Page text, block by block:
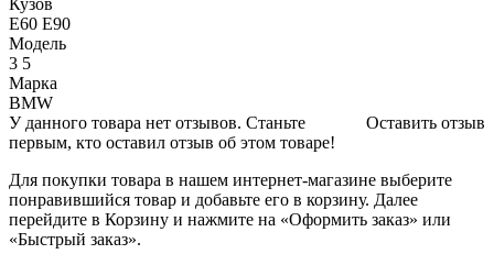
Е60 Е90
Модель
3 5
Марка
BMW
Оставить отзыв
У данного товара нет отзывов. Станьте
первым, кто оставил отзыв об этом товаре!
Для покупки товара в нашем интернет-магазине выберите
понравившийся товар и добавьте его в корзину. Далее
перейдите в Корзину и нажмите на «Оформить заказ» или
«Быстрый заказ».